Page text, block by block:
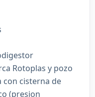
Rotoplas y pozo
con cisterna de
(presion